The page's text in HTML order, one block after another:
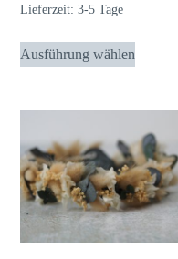
Lieferzeit:3-5 Tage
Ausführung wählen
Dieses
Produkt
auf.
Die